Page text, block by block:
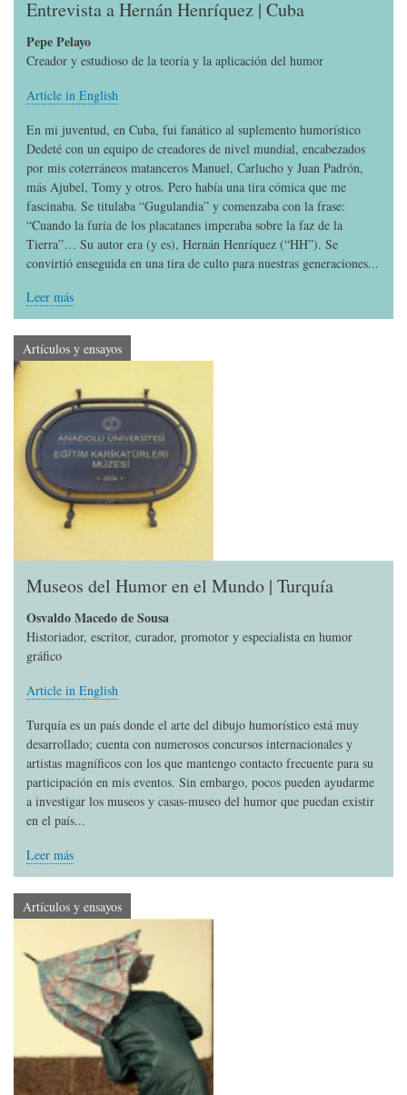
Entrevista a Hernán Henríquez | Cuba
Pepe Pelayo
Creador y estudioso de la teoría y la aplicación del humor
Article in English
En mi juventud, en Cuba, fui fanático al suplemento humorístico
Dedeté con un equipo de creadores de nivel mundial, encabezados
por mis coterráneos matanceros Manuel, Carlucho y Juan Padrón,
más Ajubel, Tomy y otros. Pero había una tira cómica que me
fascinaba. Se titulaba “Gugulandia” y comenzaba con la frase:
“Cuando la furia de los placatanes imperaba sobre la faz de la
Tierra”… Su autor era (y es), Hernán Henríquez (“HH”). Se
convirtió enseguida en una tira de culto para nuestras generaciones...
Leer más
Artículos y ensayos
Museos del Humor en el Mundo | Turquía
Osvaldo Macedo de Sousa
Historiador, escritor, curador, promotor y especialista en humor
gráfico
Article in English
Turquía es un país donde el arte del dibujo humorístico está muy
desarrollado; cuenta con numerosos concursos internacionales y
artistas magníficos con los que mantengo contacto frecuente para su
participación en mis eventos. Sin embargo, pocos pueden ayudarme
a investigar los museos y casas-museo del humor que puedan existir
en el país...
Leer más
Artículos y ensayos